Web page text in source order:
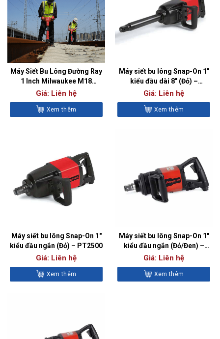
Máy Siết Bu Lông Đường Ray
1 Inch Milwaukee M18
FHIWF1R
Giá: Liên hệ
Xem thêm
Máy siết bu lông Snap-On 1″
kiểu đầu dài 8″ (Đỏ) –
PT2500L
Giá: Liên hệ
Xem thêm
Máy siết bu lông Snap-On 1″
kiểu đầu ngắn (Đỏ) – PT2500
Giá: Liên hệ
Xem thêm
Máy siết bu lông Snap-On 1″
kiểu đầu ngắn (Đỏ/Đen) –
PT1800A
Giá: Liên hệ
Xem thêm